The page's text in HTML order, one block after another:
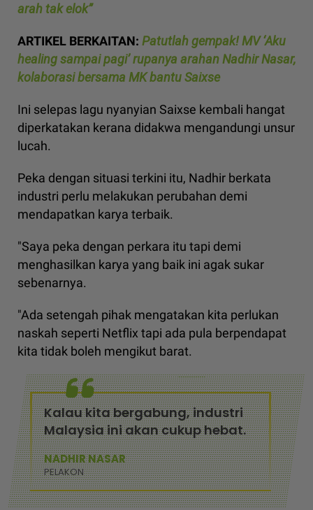
arah tak elok”
ARTIKEL BERKAITAN: Patutlah gempak! MV ‘Aku
healing sampai pagi’ rupanya arahan Nadhir Nasar,
kolaborasi bersama MK bantu Saixse
Ini selepas lagu nyanyian Saixse kembali hangat
diperkatakan kerana didakwa mengandungi unsur
lucah.
Peka dengan situasi terkini itu, Nadhir berkata
industri perlu melakukan perubahan demi
mendapatkan karya terbaik.
"Saya peka dengan perkara itu tapi demi
menghasilkan karya yang baik ini agak sukar
sebenarnya.
"Ada setengah pihak mengatakan kita perlukan
naskah seperti Netflix tapi ada pula berpendapat
kita tidak boleh mengikut barat.
Kalau kita bergabung, industri
Malaysia ini akan cukup hebat.
NADHIR NASAR
PELAKON